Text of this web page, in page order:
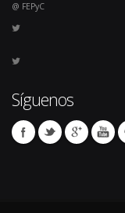
@ FEPyC
Síguenos